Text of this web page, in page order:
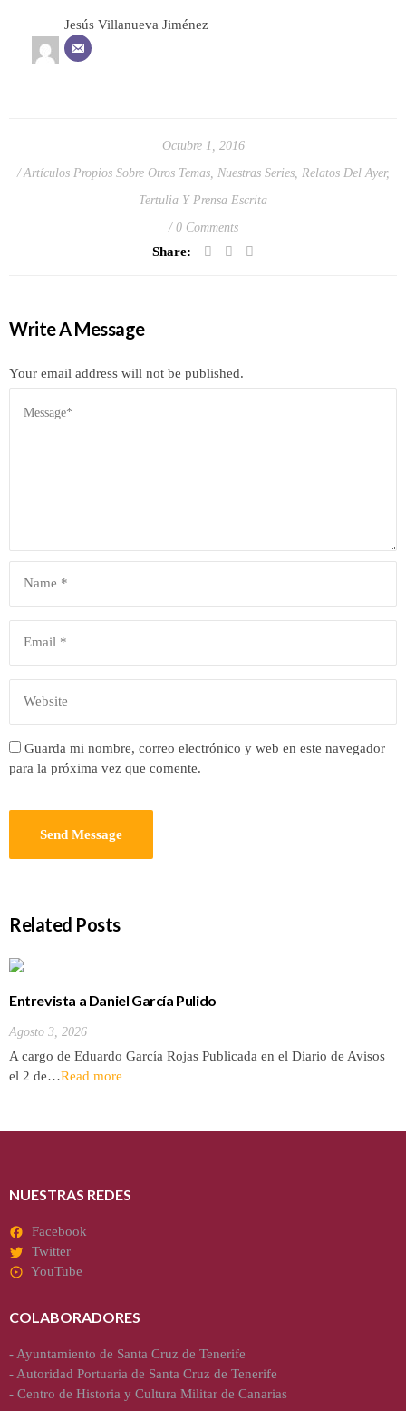
Jesús Villanueva Jiménez
Octubre 1, 2016
Artículos Propios Sobre Otros Temas, Nuestras Series, Relatos Del Ayer,
Tertulia Y Prensa Escrita
0 Comments
Share:
Write A Message
Your email address will not be published.
Guarda mi nombre, correo electrónico y web en este navegador
para la próxima vez que comente.
Related Posts
Entrevista a Daniel García Pulido
Agosto 3, 2026
A cargo de Eduardo García Rojas Publicada en el Diario de Avisos
el 2 de…Read more
NUESTRAS REDES
Facebook
Twitter
YouTube
COLABORADORES
- Ayuntamiento de Santa Cruz de Tenerife
- Autoridad Portuaria de Santa Cruz de Tenerife
- Centro de Historia y Cultura Militar de Canarias